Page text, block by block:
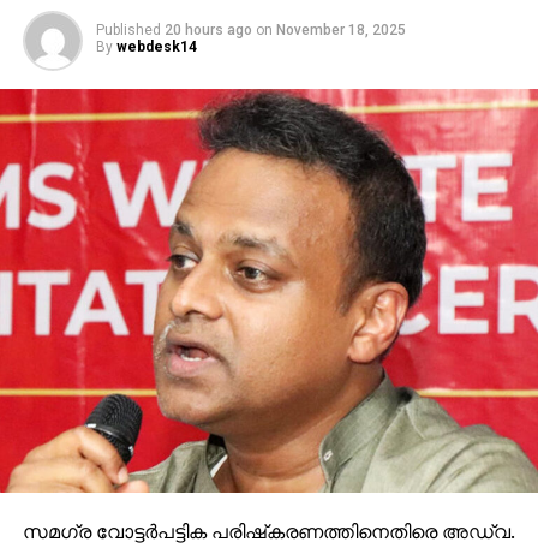
Published 20 hours ago on November 18, 2025
By webdesk14
സമഗ്ര വോട്ടര്‍പട്ടിക പരിഷ്‌കരണത്തിനെതിരെ അഡ്വ.